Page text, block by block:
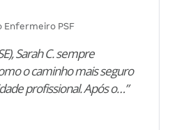
Enfermeiro PSF
Sarah C. sempre
o caminho mais seguro
profissional. Após o…”